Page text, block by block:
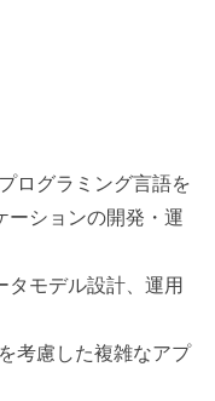
ログラミング言語を
ーションの開発・運
タモデル設計、運用
考慮した複雑なアプ